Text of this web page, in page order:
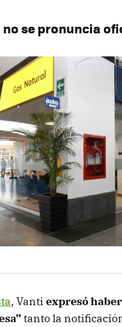
no se pronuncia
, Vanti expresó
tanto la